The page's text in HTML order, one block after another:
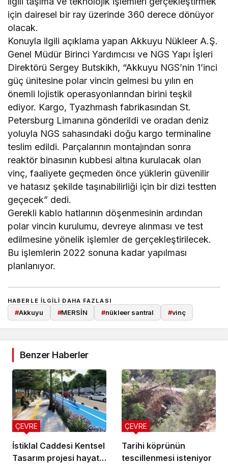
için dairesel bir ray üzerinde 360 derece dönüyor
olacak.
Konuyla ilgili açıklama yapan Akkuyu Nükleer A.Ş.
Genel Müdür Birinci Yardımcısı ve NGS Yapı İşleri
Direktörü Sergey Butskikh, “Akkuyu NGS’nin 1’inci
güç ünitesine polar vincin gelmesi bu yılın en
önemli lojistik operasyonlarından birini teşkil
ediyor. Kargo, Tyazhmash fabrikasından St.
Petersburg Limanına gönderildi ve oradan deniz
yoluyla NGS sahasındaki doğu kargo terminaline
teslim edildi. Parçalarının montajından sonra
reaktör binasının kubbesi altına kurulacak olan
vinç, faaliyete geçmeden önce yüklerin güvenilir
ve hatasız şekilde taşınabilirliği için bir dizi testten
geçecek” dedi.
Gerekli kablo hatlarının döşenmesinin ardından
polar vincin kurulumu, devreye alınması ve test
edilmesine yönelik işlemler de gerçekleştirilecek.
Bu işlemlerin 2022 sonuna kadar yapılması
planlanıyor.
HABERLE ILGILI DAHA FAZLASI
#Akkuyu #MERSİN #nükleer santral #vinç
Benzer Haberler
İstiklal Caddesi Kentsel
Tasarım projesi hayata
ÇEVRE
Tarihi köprünün
tescillenmesi isteniyor
ÇEVRE